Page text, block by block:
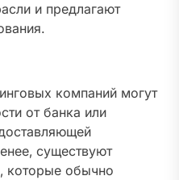
и предлагают
компаний могут
от банка или
существуют
которые обычно